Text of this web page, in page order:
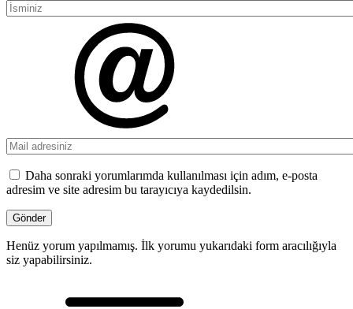
Daha sonraki yorumlarımda kullanılması için adım, e-posta
adresim ve site adresim bu tarayıcıya kaydedilsin.
Henüz yorum yapılmamış. İlk yorumu yukarıdaki form aracılığıyla
siz yapabilirsiniz.